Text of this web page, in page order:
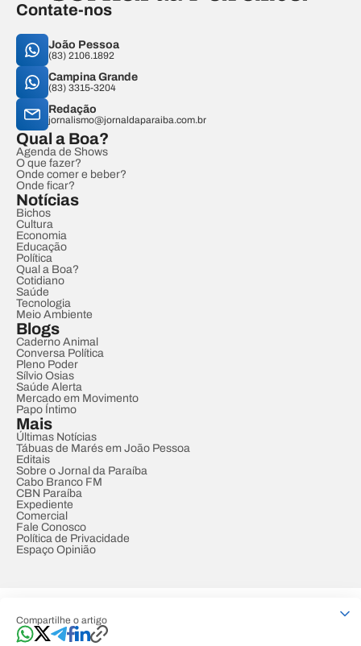
Compartilhe o artigo
Contate-nos
João Pessoa
(83) 2106.1892
Campina Grande
(83) 3315-3204
Redação
jornalismo@jornaldaparaiba.com.br
Qual a Boa?
Agenda de Shows
O que fazer?
Onde comer e beber?
Onde ficar?
Notícias
Bichos
Cultura
Economia
Educação
Política
Qual a Boa?
Cotidiano
Saúde
Tecnologia
Meio Ambiente
Blogs
Caderno Animal
Conversa Política
Pleno Poder
Sílvio Osias
Saúde Alerta
Mercado em Movimento
Papo Íntimo
Mais
Últimas Notícias
Tábuas de Marés em João Pessoa
Editais
Sobre o Jornal da Paraíba
Cabo Branco FM
CBN Paraíba
Expediente
Comercial
Fale Conosco
Política de Privacidade
Espaço Opinião
Developed by Designed by